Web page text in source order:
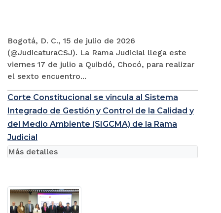
Bogotá, D. C., 15 de julio de 2026
(@JudicaturaCSJ). La Rama Judicial llega este
viernes 17 de julio a Quibdó, Chocó, para realizar
el sexto encuentro...
Corte Constitucional se vincula al Sistema
Integrado de Gestión y Control de la Calidad y
del Medio Ambiente (SIGCMA) de la Rama
Judicial
Más detalles